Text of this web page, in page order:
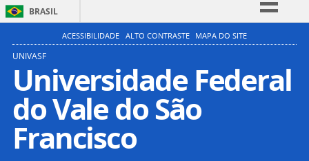
BRASIL
Simplifique!
Participe
Acesso à informação
Legislação
ACESSIBILIDADE ALTO CONTRASTE MAPA DO SITE
UNIVASF
Universidade Federal
do Vale do São
Francisco